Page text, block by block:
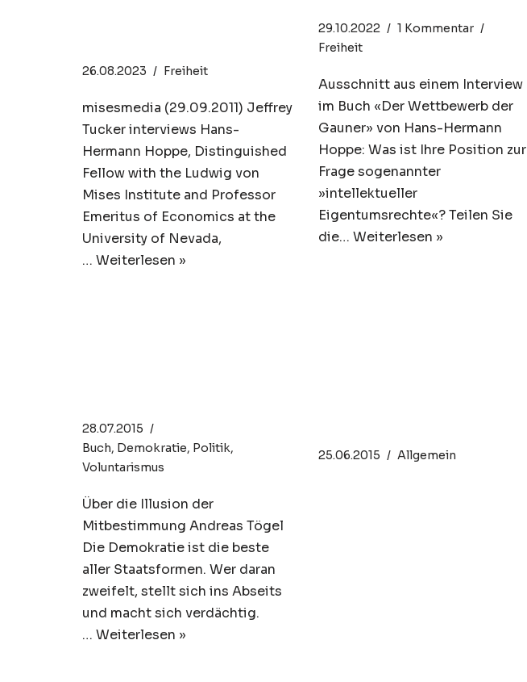
26.08.2023 Freiheit
misesmedia (29.09.2011) Jeffrey
Tucker interviews Hans-
Hermann Hoppe, Distinguished
Fellow with the Ludwig von
Mises Institute and Professor
Emeritus of Economics at the
University of Nevada,
… Weiterlesen »
29.10.2022
1 Kommentar
Freiheit
Ausschnitt aus einem Interview
im Buch «Der Wettbewerb der
Gauner» von Hans-Hermann
Hoppe: Was ist Ihre Position zur
Frage sogenannter
»intellektueller
Eigentumsrechte«? Teilen Sie
die… Weiterlesen »
28.07.2015
Buch, Demokratie, Politik,
Voluntarismus
Über die Illusion der
Mitbestimmung Andreas Tögel
Die Demokratie ist die beste
aller Staatsformen. Wer daran
zweifelt, stellt sich ins Abseits
und macht sich verdächtig.
… Weiterlesen »
25.06.2015 Allgemein